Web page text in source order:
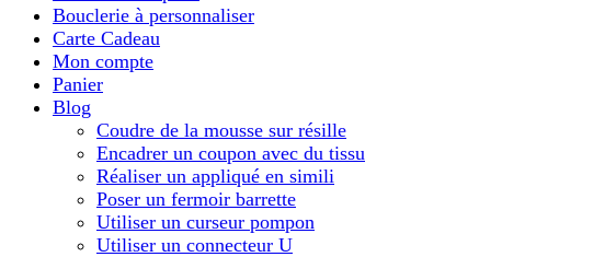
Bouclerie à personnaliser
Carte Cadeau
Mon compte
Panier
Blog
Coudre de la mousse sur résille
Encadrer un coupon avec du tissu
Réaliser un appliqué en simili
Poser un fermoir barrette
Utiliser un curseur pompon
Utiliser un connecteur U